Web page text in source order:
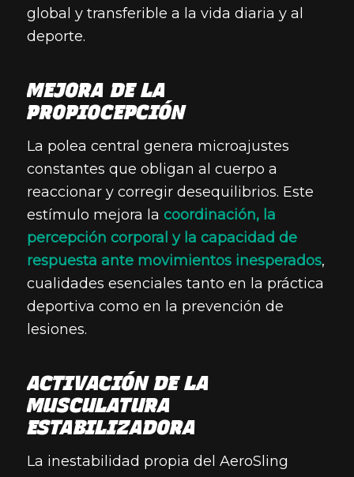
global y transferible a la vida diaria y al
deporte.
MEJORA DE LA
PROPIOCEPCIÓN
La polea central genera microajustes
constantes que obligan al cuerpo a
reaccionar y corregir desequilibrios. Este
estímulo mejora la coordinación, la
percepción corporal y la capacidad de
respuesta ante movimientos inesperados,
cualidades esenciales tanto en la práctica
deportiva como en la prevención de
lesiones.
ACTIVACIÓN DE LA
MUSCULATURA
ESTABILIZADORA
La inestabilidad propia del AeroSling